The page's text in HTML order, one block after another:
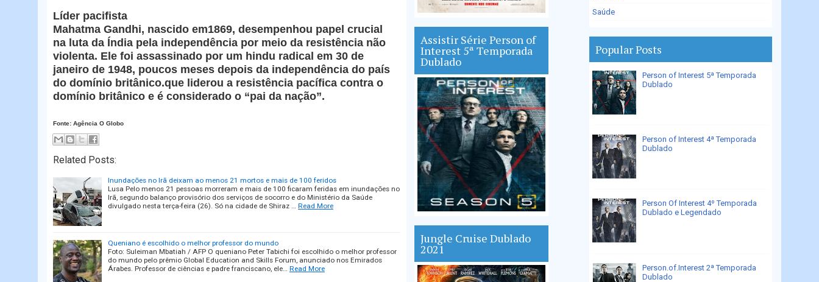
Líder pacifista
Mahatma Gandhi, nascido em1869, desempenhou papel crucial
na luta da Índia pela independência por meio da resistência não
violenta. Ele foi assassinado por um hindu radical em 30 de
janeiro de 1948, poucos meses depois da independência do país
do domínio britânico.que liderou a resistência pacífica contra o
domínio britânico e é considerado o “pai da nação”.
Fonte: Agência O Globo
Related Posts:
Inundações no Irã deixam ao menos 21 mortos e mais de 100 feridos
Lusa Pelo menos 21 pessoas morreram e mais de 100 ficaram feridas em inundações no
Irã, segundo balanço provisório dos serviços de socorro e do Ministério da Saúde
divulgado nesta terça-feira (26). Só na cidade de Shiraz … Read More
Queniano é escolhido o melhor professor do mundo
Foto: Suleiman Mbatiah / AFP O queniano Peter Tabichi foi escolhido o melhor professor
do mundo pelo prêmio Global Education and Skills Forum, anunciado nos Emirados
Árabes. Professor de ciências e padre franciscano, ele… Read More
Assistir Série Person of
Interest 5ª Temporada
Dublado
Jungle Cruise Dublado
2021
Saúde
Popular Posts
Person of Interest 5ª Temporada
Dublado
Person of Interest 4ª Temporada
Dublado
Person Of Interest 4º Temporada
Dublado e Legendado
Person.of.Interest 2ª Temporada
Dublado